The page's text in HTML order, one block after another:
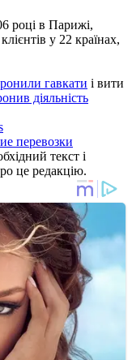
році в Парижі,
у 22 країнах,
гавкати і вити
діяльність
перевозки
текст і
це редакцію.